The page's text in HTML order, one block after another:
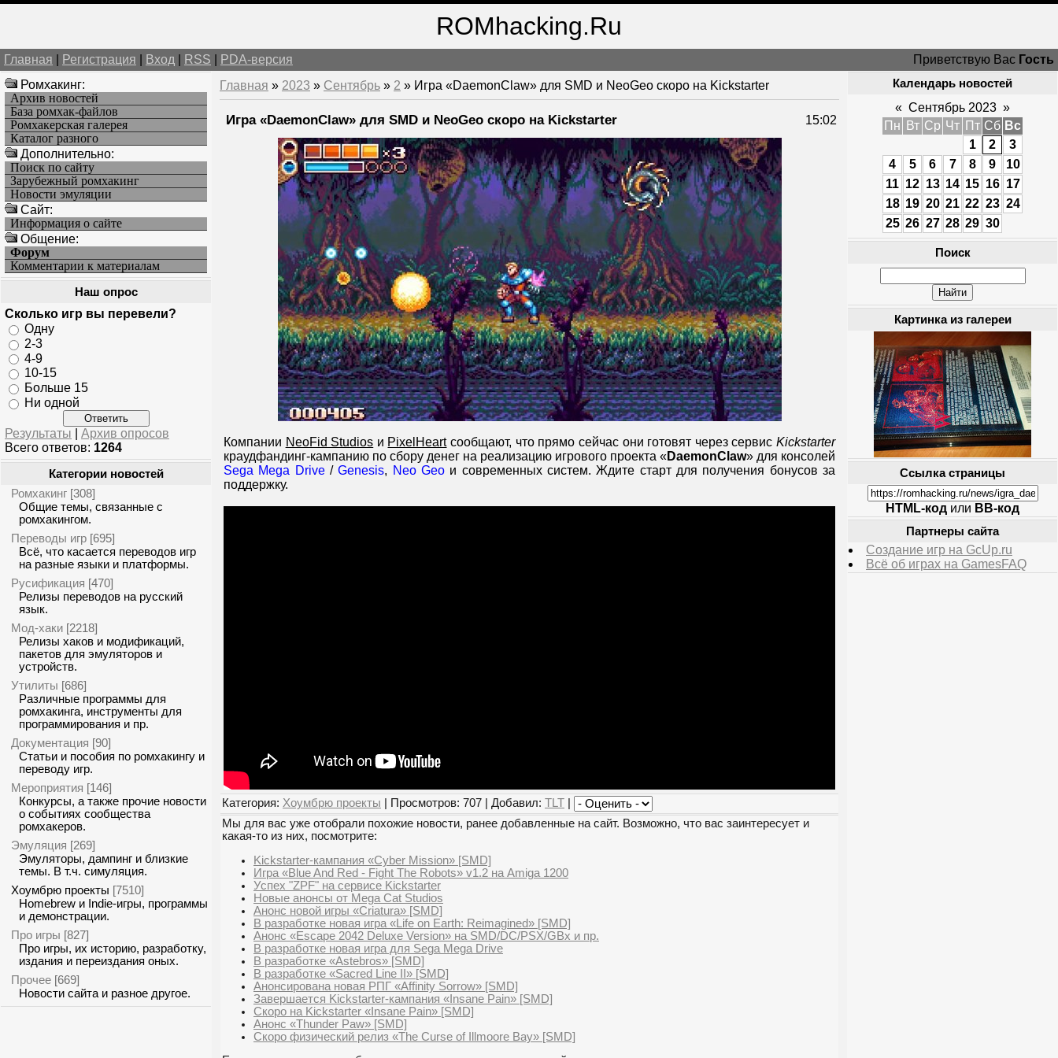
ROMhacking.Ru
Главная Регистрация Вход RSS PDA-версия Приветствую Вас Гость
Ромхакинг:
Архив новостей
База ромхак-файлов
Ромхакерская галерея
Каталог разного
Дополнительно:
Поиск по сайту
Зарубежный ромхакинг
Новости эмуляции
Cайт:
Информация о сайте
Общение:
Форум
Комментарии к материалам
Наш опрос
Сколько игр вы перевели?
Одну
2-3
4-9
10-15
Больше 15
Ни одной
Результаты
Архив опросов
Всего ответов: 1264
Категории новостей
Ромхакинг [308]
Общие темы, связанные с
ромхакингом.
Переводы игр [695]
Всё, что касается переводов игр
на разные языки и платформы.
Русификация [470]
Релизы переводов на русский
язык.
Мод-хаки [2218]
Релизы хаков и модификаций,
пакетов для эмуляторов и
устройств.
Утилиты [686]
Различные программы для
ромхакинга, инструменты для
программирования и пр.
Документация [90]
Статьи и пособия по ромхакингу и
переводу игр.
Мероприятия [146]
Конкурсы, а также прочие новости
о событиях сообщества
ромхакеров.
Эмуляция [269]
Эмуляторы, дампинг и близкие
темы. В т.ч. симуляция.
Хоумбрю проекты [7510]
Homebrew и Indie-игры, программы
и демонстрации.
Про игры [827]
Про игры, их историю, разработку,
издания и переиздания оных.
Прочее [669]
Новости сайта и разное другое.
Главная » 2023 » Сентябрь » 2 » Игра «DaemonClaw» для SMD и NeoGeo скоро на Kickstarter
Игра «DaemonClaw» для SMD и NeoGeo скоро на Kickstarter 15:02
Компании NeoFid Studios и PixelHeartсообщают, что прямо сейчас они готовят через сервисKickstarter
краудфандинг-кампанию по сбору денег на реализацию игрового проекта «DaemonClaw» для консолей
Sega Mega Drive/Genesis, Neo Geo и современных систем. Ждите старт для получения бонусов за
поддержку.
Категория: Хоумбрю проекты | Просмотров: 707 | Добавил: TLT
Мы для вас уже отобрали похожие новости, ранее добавленные на сайт. Возможно, что вас заинтересует и
какая-то из них, посмотрите:
Kickstarter-кампания «Cyber Mission» [SMD]
Игра «Blue And Red - Fight The Robots» v1.2 на Amiga 1200
Успех "ZPF" на сервисе Kickstarter
Новые анонсы от Mega Cat Studios
Анонс новой игры «Criatura» [SMD]
В разработке новая игра «Life on Earth: Reimagined» [SMD]
Анонс «Escape 2042 Deluxe Version» на SMD/DC/PSX/GBx и пр.
В разработке новая игра для Sega Mega Drive
В разработке «Astebros» [SMD]
В разработке «Sacred Line II» [SMD]
Анонсирована новая РПГ «Affinity Sorrow» [SMD]
Завершается Kickstarter-кампания «Insane Pain» [SMD]
Скоро на Kickstarter «Insane Pain» [SMD]
Анонс «Thunder Paw» [SMD]
Скоро физический релиз «The Curse of Illmoore Bay» [SMD]
Календарь новостей
« Сентябрь 2023 »
Пн
Вт Ср Чт Пт Сб Вс
1
2
3
4
5 6 7 8 9
10
11 12 13 14 15 16 17
18 19 20 21 22 23 24
25 26 27 28 29 30
Поиск
Картинка из галереи
Ссылка страницы
HTML-код или BB-код
Партнеры сайта
Создание игр на GcUp.ru
Всё об играх на GamesFAQ